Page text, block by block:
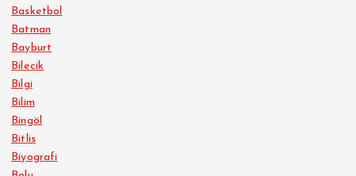
Basketbol
Batman
Bayburt
Bilecik
Bilgi
Bilim
Bingöl
Bitlis
Biyografi